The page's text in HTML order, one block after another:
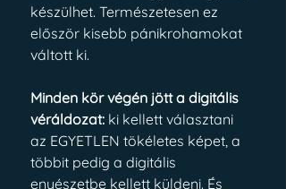
készülhet. Természetesen ez
először kisebb pánikrohamokat
váltott ki.
Minden kör végén jött a digitális
véráldozat: ki kellett választani
az EGYETLEN tökéletes képet, a
többit pedig a digitális
enyészetbe kellett küldeni. És